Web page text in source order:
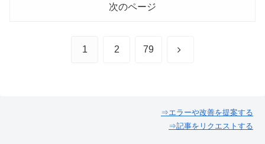
次のページ
1 2 79 次
⇒エラーや改善を提案する
⇒記事をリクエストする